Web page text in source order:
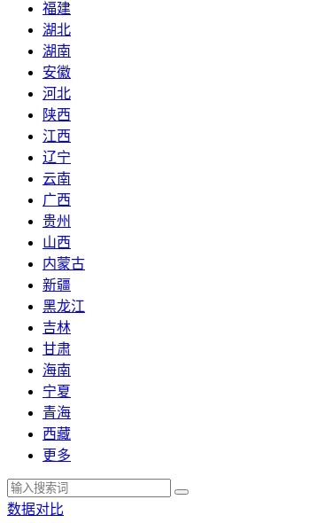
福建
湖北
湖南
安徽
河北
陕西
江西
辽宁
云南
广西
贵州
山西
内蒙古
新疆
黑龙江
吉林
甘肃
海南
宁夏
青海
西藏
更多
数据对比